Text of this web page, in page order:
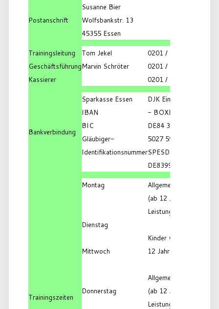
Postanschrift
Susanne Bier
Wolfsbankstr. 13
45355 Essen
Trainingsleitung Tom Jekel
0201 / 6850373
GeschäftsführungMarvin Schröter 0201 / 6850373
Kassierer
0201 / 6850373
Bankverbindung
Sparkasse Essen
IBAN
BIC
Gläubiger-
Identifikationsnummer
DJK Eintracht Borbeck
- BOXEN
DE84 3605 0105 0008
5027 59
SPESDE3EXXX
DE8399900000562142
Trainingszeiten
Montag
Dienstag
Mittwoch
Donnerstag
Allgemeines Training
(ab 12 Jahre)
Leistungsgruppe
Kinder Gruppe 2 (6 -
12 Jahre)
Allgemeines Training
(ab 12 Jahre)
Leistungsgruppe